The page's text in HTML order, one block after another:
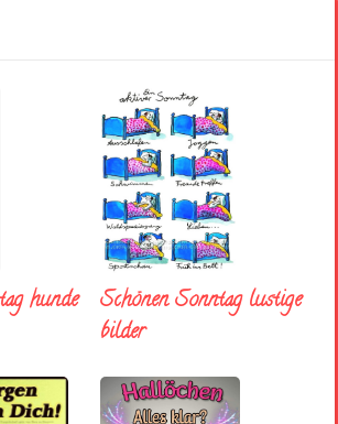
hunde
Schönen Sonntag lustige
bilder